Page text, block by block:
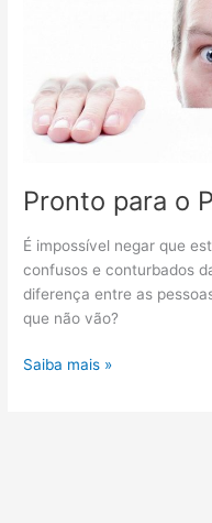
Pronto para o
É impossível negar que
confusos e conturbados
diferença entre as
que não vão?
Pronto
Saiba mais »